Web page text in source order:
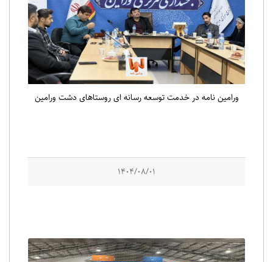
ورامین نامه در خدمت توسعه رسانه ای روستاهای دشت ورامین
1404/08/01